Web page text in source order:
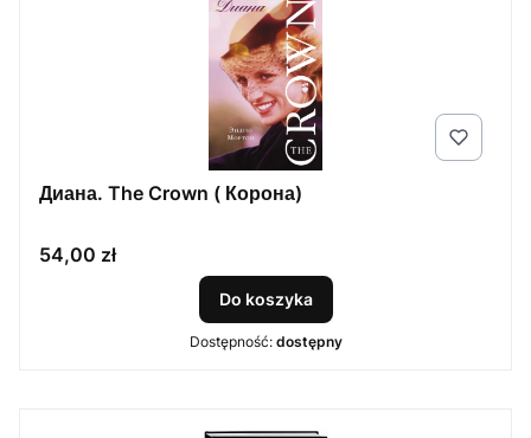
Диана. The Crown ( Корона)
Cena
54,00 zł
Do koszyka
Dostępność: dostępny